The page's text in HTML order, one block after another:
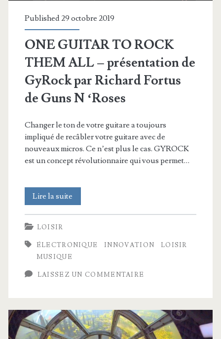
Published 29 octobre 2019
ONE GUITAR TO ROCK
THEM ALL – présentation de
GyRock par Richard Fortus
de Guns N ‘Roses
Changer le ton de votre guitare a toujours
impliqué de recâbler votre guitare avec de
nouveaux micros. Ce n’est plus le cas. GYROCK
est un concept révolutionnaire qui vous permet…
Lire la suite
GUITAR
ROCK
présentation
LOISIR
ÉLECTRONIQUE INNOVATION
LOISIR
MUSIQUE
LAISSEZ UN COMMENTAIRE